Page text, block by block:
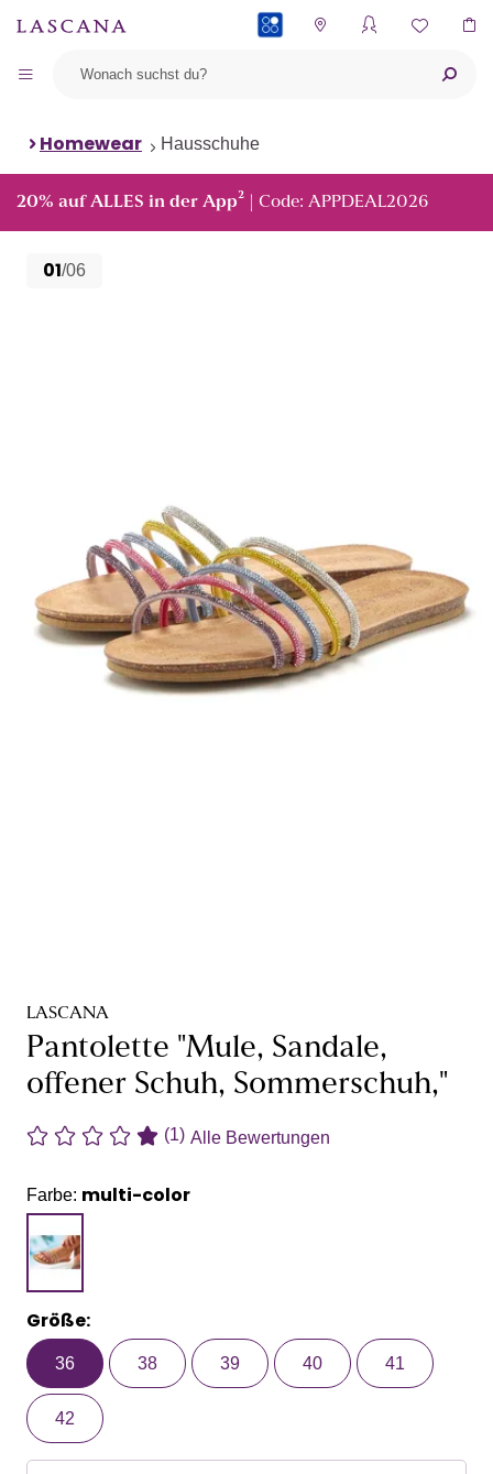
Homewear Hausschuhe
20% auf ALLES in der App² | Code: APPDEAL2026
01/06
LASCANA
Pantolette "Mule, Sandale,
offener Schuh, Sommerschuh,"
(1) Alle Bewertungen
Farbe: multi-color
Größe:
36 38 39 40 41
42